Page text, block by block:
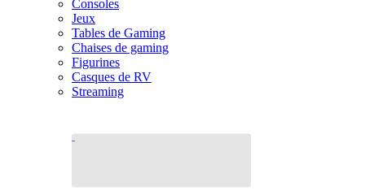
Consoles
Jeux
Tables de Gaming
Chaises de gaming
Figurines
Casques de RV
Streaming